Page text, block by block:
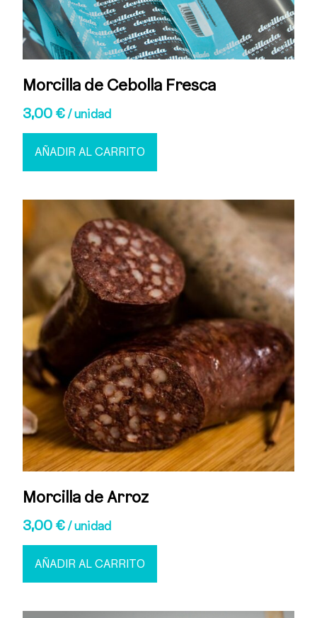
Morcilla de Cebolla Fresca
3,00€/ unidad
AÑADIR AL CARRITO
Morcilla de Arroz
3,00€/ unidad
AÑADIR AL CARRITO